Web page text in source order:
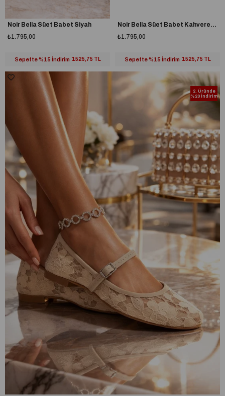
Noir Bella Süet Babet Siyah
₺1.795,00
Sepette %15 İndirim 1525,75 TL
Noir Bella Süet Babet Kahverengi
₺1.795,00
Sepette %15 İndirim 1525,75 TL
2. Üründe
%20 İndirim